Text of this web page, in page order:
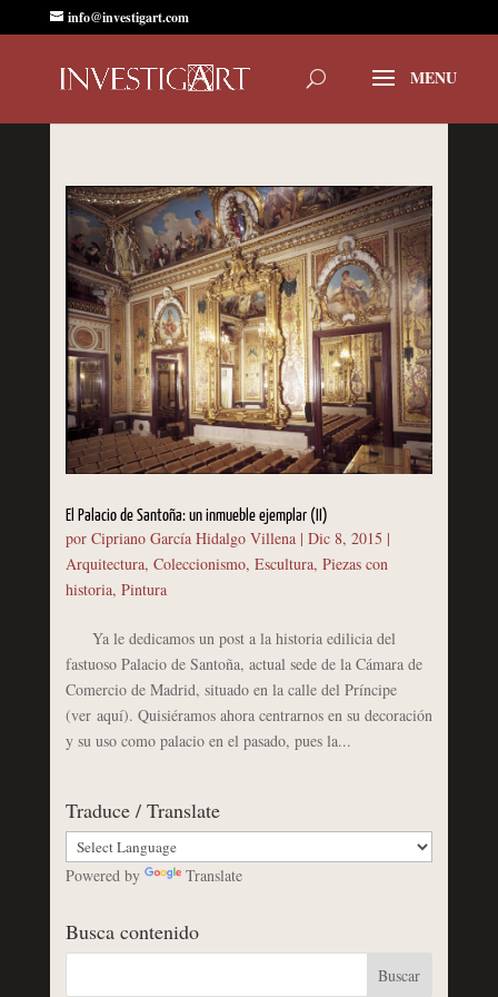
info@investigart.com
El Palacio de Santoña: un inmueble ejemplar (II)
por Cipriano García Hidalgo Villena| Dic 8, 2015 |
Arquitectura, Coleccionismo, Escultura, Piezas con
historia, Pintura
Ya le dedicamos un post a la historia edilicia del
fastuoso Palacio de Santoña, actual sede de la Cámara de
Comercio de Madrid, situado en la calle del Príncipe
(ver aquí). Quisiéramos ahora centrarnos en su decoración
y su uso como palacio en el pasado, pues la...
Traduce / Translate
Powered by Translate
Busca contenido